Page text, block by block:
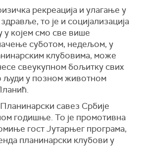
рекреација и улагање у
то је и социјализација
којем смо све више
суботом, недељом, у
клубовима, може
свеукупном бољитку свих
људи у позном животном
савез Србије
годишње. То је промотивна
гост Јутарњег програма,
планинарски клубови у